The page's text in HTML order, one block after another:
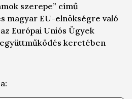
szerepe” című
magyar EU-elnökségre való
Európai Uniós Ügyek
keretében